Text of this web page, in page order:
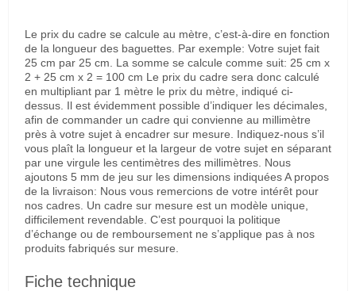
Le prix du cadre se calcule au mètre, c’est-à-dire en fonction
de la longueur des baguettes. Par exemple: Votre sujet fait
25 cm par 25 cm. La somme se calcule comme suit: 25 cm x
2 + 25 cm x 2 = 100 cm Le prix du cadre sera donc calculé
en multipliant par 1 mètre le prix du mètre, indiqué ci-
dessus. Il est évidemment possible d’indiquer les décimales,
afin de commander un cadre qui convienne au millimètre
près à votre sujet à encadrer sur mesure. Indiquez-nous s’il
vous plaît la longueur et la largeur de votre sujet en séparant
par une virgule les centimètres des millimètres. Nous
ajoutons 5 mm de jeu sur les dimensions indiquées A propos
de la livraison: Nous vous remercions de votre intérêt pour
nos cadres. Un cadre sur mesure est un modèle unique,
difficilement revendable. C’est pourquoi la politique
d’échange ou de remboursement ne s’applique pas à nos
produits fabriqués sur mesure.
Fiche technique